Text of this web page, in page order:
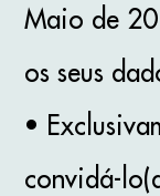
Maio de
os seus
•
convidá-